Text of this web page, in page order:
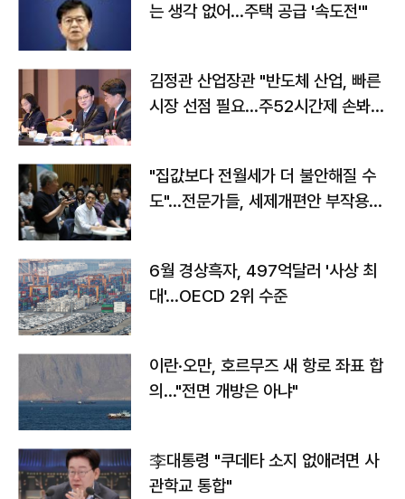
는 생각 없어…주택 공급 '속도전'"
김정관 산업장관 "반도체 산업, 빠른
시장 선점 필요…주52시간제 손봐
"집값보다 전월세가 더 불안해질 수
도"…전문가들, 세제개편안 부작용
6월 경상흑자, 497억달러 '사상 최
대'…OECD 2위 수준
이란·오만, 호르무즈 새 항로 좌표 합
의…"전면 개방은 아냐"
李대통령 "쿠데타 소지 없애려면 사
관학교 통합"